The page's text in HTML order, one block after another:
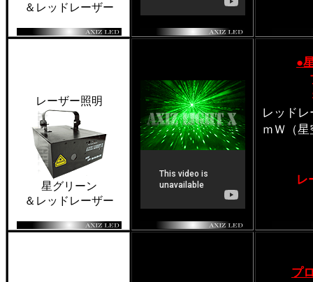
＆レッドレーザー
レーザー照明
星グリーン
＆レッドレーザー
●
レッド
ｍＷ（
レ
プ